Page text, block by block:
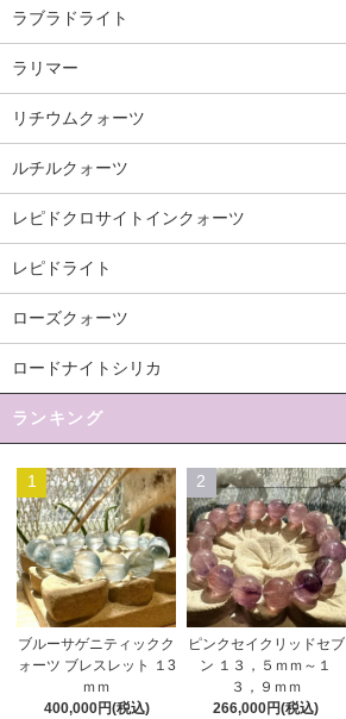
ラブラドライト
ラリマー
リチウムクォーツ
ルチルクォーツ
レピドクロサイトインクォーツ
レピドライト
ローズクォーツ
ロードナイトシリカ
ランキング
1
ブルーサゲニティックク
ォーツ ブレスレット １3
ｍｍ
400,000円(税込)
2
ピンクセイクリッドセブ
ン １３，５ｍｍ～１
３，９ｍｍ
266,000円(税込)